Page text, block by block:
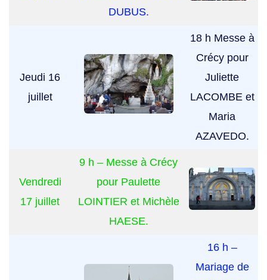
DUBUS.
Jeudi 16
juillet
18 h Messe à
Crécy pour
Juliette
LACOMBE et
Maria
AZAVEDO.
Vendredi
17 juillet
9 h – Messe à Crécy
pour Paulette
LOINTIER et Michèle
HAESE.
16 h –
Mariage de